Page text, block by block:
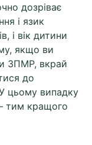
дозріває
і язик
і вік дитини
якщо ви
ЗПМР, вкрай
до
цьому випадку
тим кращого